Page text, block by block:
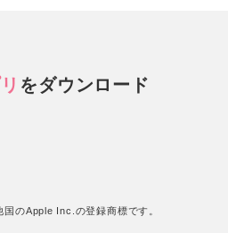
をダウンロード
のApple Inc.の登録商標です。